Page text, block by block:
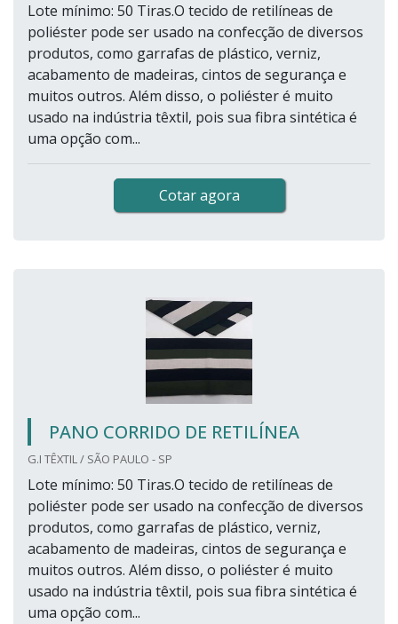
Lote mínimo: 50 Tiras.O tecido de retilíneas de
poliéster pode ser usado na confecção de diversos
produtos, como garrafas de plástico, verniz,
acabamento de madeiras, cintos de segurança e
muitos outros. Além disso, o poliéster é muito
usado na indústria têxtil, pois sua fibra sintética é
uma opção com...
Cotar agora
PANO CORRIDO DE RETILÍNEA
G.I TÊXTIL / SÃO PAULO - SP
Lote mínimo: 50 Tiras.O tecido de retilíneas de
poliéster pode ser usado na confecção de diversos
produtos, como garrafas de plástico, verniz,
acabamento de madeiras, cintos de segurança e
muitos outros. Além disso, o poliéster é muito
usado na indústria têxtil, pois sua fibra sintética é
uma opção com...